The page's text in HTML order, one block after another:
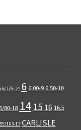
175-14 6 6.00-9 6.50-10
80-18 14 15 16 16.5
165-13 CARLISLE